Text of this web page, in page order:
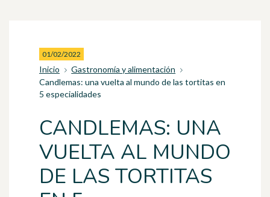
01/02/2022
Inicio
Gastronomía y alimentación
Candlemas: una vuelta al mundo de las tortitas en
5 especialidades
CANDLEMAS: UNA
VUELTA AL MUNDO
DE LAS TORTITAS